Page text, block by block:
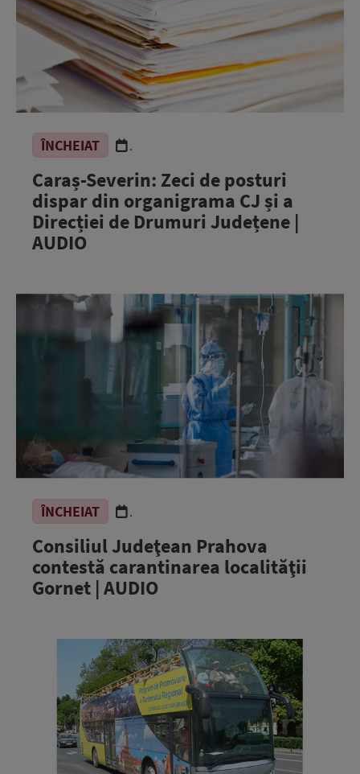
ÎNCHEIAT .
Caraș-Severin: Zeci de posturi
dispar din organigrama CJ și a
Direcției de Drumuri Județene |
AUDIO
ÎNCHEIAT .
Consiliul Judeţean Prahova
contestă carantinarea localităţii
Gornet | AUDIO